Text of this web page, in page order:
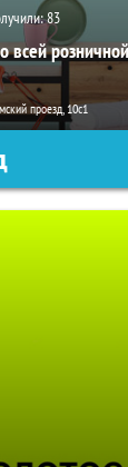
83
проезд, 10с1